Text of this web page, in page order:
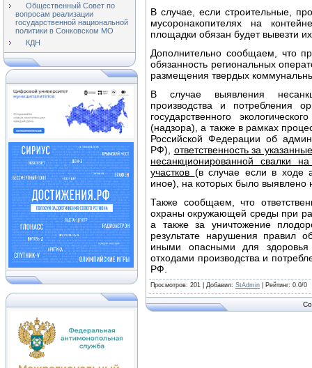
Общественный Совет по
вопросам реализации
государственной национальной
политики в Сонковском МО
КДН
В случае, если строительные,
мусоронакопителях на
площадки обязан будет вывезти
Дополнительно сообщаем, что
обязанность региональных
размещения твердых
В случае выявления
производства и потребления
государственного
(надзора), а также в рамках
Российской Федерации об
РФ), ответственность за
несанкционированной свалки
участков (в случае если в ходе
иное), на которых было выявлено
Также сообщаем, что
охраны окружающей среды при
а также за уничтожение
результате нарушения правил
иными опасными для
отходами производства и
РФ.
Просмотров: 201 | Добавил: StAdmin Рейтинг: 0.0/0